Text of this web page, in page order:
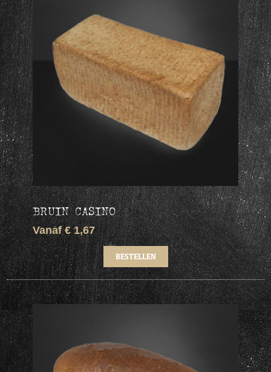
BRUIN CASINO
Vanaf € 1,67